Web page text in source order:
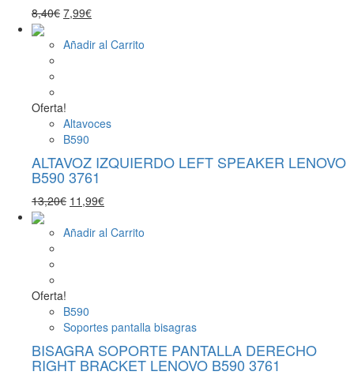
8,40€ El
original
7,99€El
actual
Añadir al Carrito
Oferta!
Altavoces
B590
ALTAVOZ IZQUIERDO LEFT SPEAKER LENOVO
B590 3761
13,20€ El
original
11,99€El
actual
Añadir al Carrito
Oferta!
B590
Soportes pantalla bisagras
BISAGRA SOPORTE PANTALLA DERECHO
RIGHT BRACKET LENOVO B590 3761